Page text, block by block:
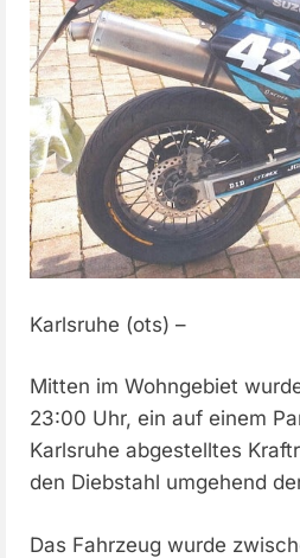
Karlsruhe (ots) –
Mitten im Wohngebiet
23:00 Uhr, ein auf einem
Karlsruhe abgestelltes
den Diebstahl umgehend
Das Fahrzeug wurde